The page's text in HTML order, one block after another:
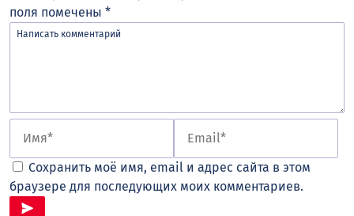
поля помечены *
Сохранить моё имя, email и адрес сайта в этом
браузере для последующих моих комментариев.